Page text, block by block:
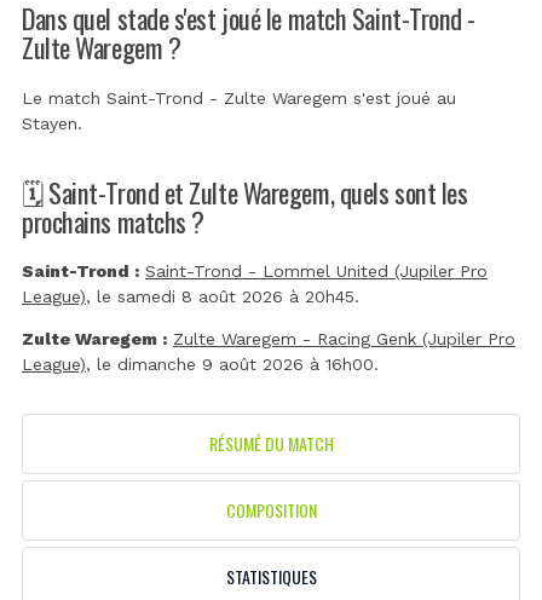
Dans quel stade s'est joué le match Saint-Trond -
Zulte Waregem ?
Le match Saint-Trond - Zulte Waregem s'est joué au
Stayen.
🗓️ Saint-Trond et Zulte Waregem, quels sont les
prochains matchs ?
Saint-Trond : Saint-Trond - Lommel United (Jupiler Pro
League), le samedi 8 août 2026 à 20h45.
Zulte Waregem : Zulte Waregem - Racing Genk (Jupiler Pro
League), le dimanche 9 août 2026 à 16h00.
RÉSUMÉ DU MATCH
COMPOSITION
STATISTIQUES